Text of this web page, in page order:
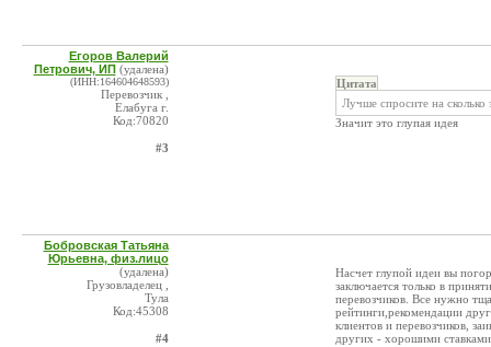
Егоров Валерий
Петрович, ИП (удалена)
(ИНН:164604648593)
Перевозчик ,
Елабуга г.
Код:70820
#3
Цитата
Лучше спросите на сколько
Значит это глупая идея
Бобровская Татьяна
Юрьевна, физ.лицо
(удалена)
Грузовладелец ,
Тула
Код:45308
#4
Насчет глупой идеи вы
заключается только в
перевозчиков. Все нужно
рейтинги,рекомендации
клиентов и перевозчиков,
других - хорошими